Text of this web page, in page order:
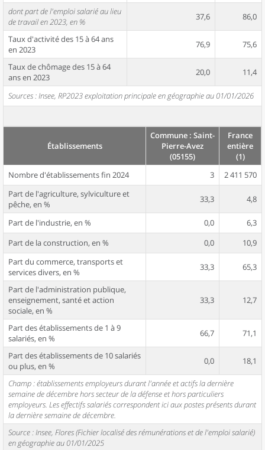
dont part de l'emploi salarié au lieu
de travail en 2023, en %
37,6 86,0
Taux d'activité des 15 à 64 ans
en 2023
76,9 75,6
Taux de chômage des 15 à 64
ans en 2023
20,0 11,4
Sources : Insee, RP2023 exploitation principale en géographie au 01/01/2026
Établissements
Commune : Saint-
Pierre-Avez
(05155)
France
entière
(1)
Nombre d'établissements fin 2024
3
2 411 570
Part de l'agriculture, sylviculture et
pêche, en %
33,3 4,8
Part de l'industrie, en % 0,0
6,3
Part de la construction, en %
0,0
10,9
Part du commerce, transports et
services divers, en %
33,3 65,3
Part de l'administration publique,
enseignement, santé et action
sociale, en %
33,3 12,7
Part des établissements de 1 à 9
salariés, en %
66,7 71,1
Part des établissements de 10 salariés
ou plus, en %
0,0 18,1
Champ : établissements employeurs durant l'année et actifs la dernière
semaine de décembre hors secteur de la défense et hors particuliers
employeurs. Les effectifs salariés correspondent ici aux postes présents durant
la dernière semaine de décembre.
Source : Insee, Flores (Fichier localisé des rémunérations et de l'emploi salarié)
en géographie au 01/01/2025